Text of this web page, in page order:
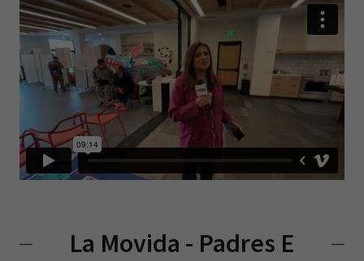
La Movida - Padres E